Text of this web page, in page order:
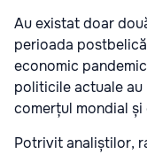
Au existat doar
perioada
economic
politicile actuale
comerțul mondial
Potrivit analiștilor,